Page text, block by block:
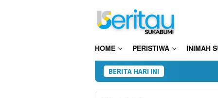
HOME PERISTIWA INIMAH
BERITA HARI INI